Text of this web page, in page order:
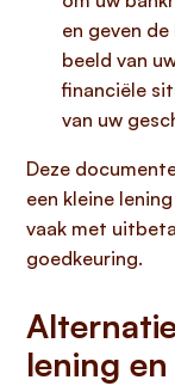
en geven
beeld van
financiële
van uw
Deze
een kleine
vaak met
goedkeuring.
lening